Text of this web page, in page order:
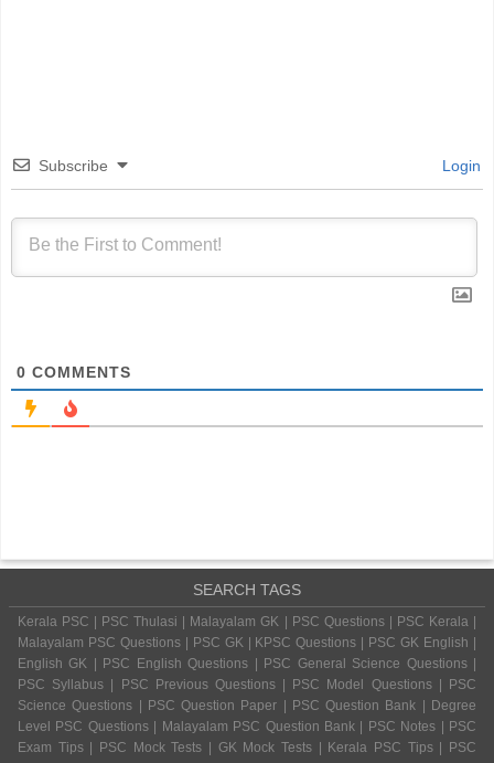
Subscribe Login
0 COMMENTS
SEARCH TAGS
Kerala PSC | PSC Thulasi | Malayalam GK | PSC Questions | PSC Kerala |
Malayalam PSC Questions | PSC GK | KPSC Questions | PSC GK English |
English GK | PSC English Questions | PSC General Science Questions |
PSC Syllabus | PSC Previous Questions | PSC Model Questions | PSC
Science Questions | PSC Question Paper | PSC Question Bank | Degree
Level PSC Questions | Malayalam PSC Question Bank | PSC Notes | PSC
Exam Tips | PSC Mock Tests | GK Mock Tests | Kerala PSC Tips | PSC